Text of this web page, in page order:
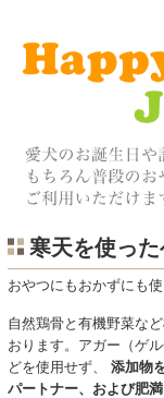
寒天を使っ
おやつにもおかずにも使
自然鶏骨と有機野菜な
おります。アガー（ゲ
どを使用せず、 添加物
パートナー、および肥